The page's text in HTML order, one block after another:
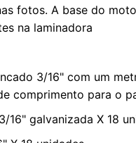
fotos. A base do
na laminadora
3/16" com um
comprimento para o
16" galvanizada X 18